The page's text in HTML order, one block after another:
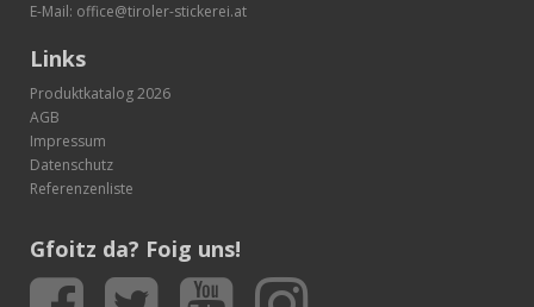
E-Mail: office@tiroler-stickerei.at
Links
Produktkatalog 2026
AGB
Impressum
Datenschutz
Referenzenliste
Gfoitz da? Foig uns!